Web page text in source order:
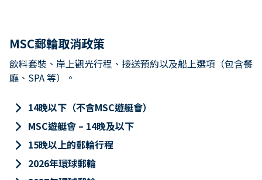
MSC郵輪取消政策
飲料套裝、岸上觀光行程、接送預約以及船上選項（包含餐
廳、SPA 等）。
keyboard_arrow_right 14晚以下（不含MSC遊艇會）
keyboard_arrow_right MSC遊艇會 – 14晚及以下
keyboard_arrow_right 15晚以上的郵輪行程
keyboard_arrow_right 2026年環球郵輪